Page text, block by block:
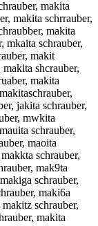
makita
makita schrrauber,
makita
mkaita schrauber,
makit
shcrauber,
makita
jakita schrauber,
mwkita
schrauber,
maoita
schrauber,
mak9ta
schrauber,
maki6a
schrauber,
makita